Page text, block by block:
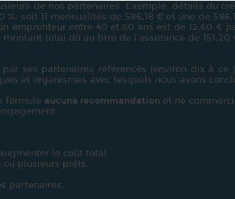
de nos partenaires. Exemple: détails du
soit 11 mensualités de 586,18 € et une de
emprunteur entre 40 et 60 ans est de 12,60
total dû au titre de l'assurance de 151,20
ses partenaires référencés (environ dix à ce
et organismes avec lesquels nous avons
formule aucune recommandation et ne
le coût total.
ou plusieurs prêts.
partenaires.